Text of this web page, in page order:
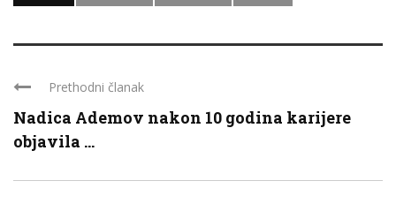
Prethodni članak
Nadica Ademov nakon 10 godina karijere
objavila ...